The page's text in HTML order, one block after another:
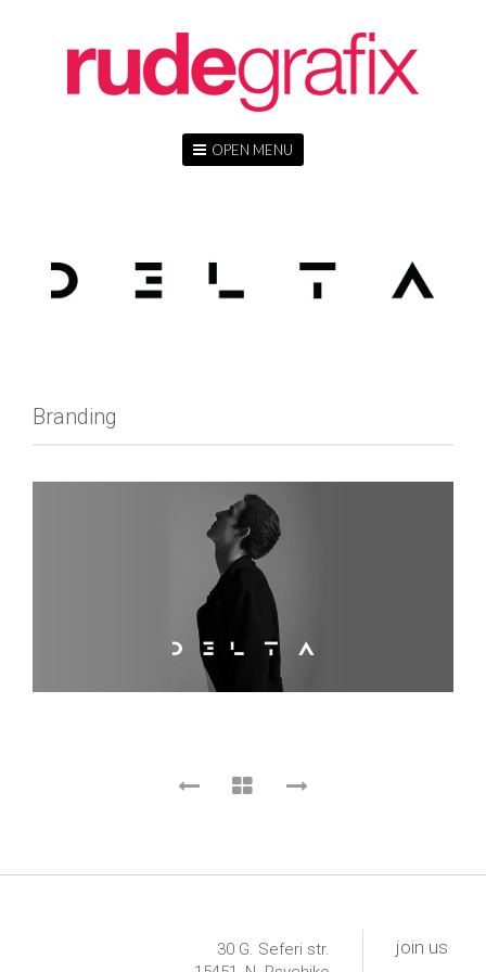
OPEN MENU
Branding
30 G. Seferi str.
join us